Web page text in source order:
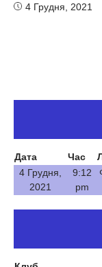
4 Грудня, 2021
Дата Час
4 Грудня,
2021
9:12
pm